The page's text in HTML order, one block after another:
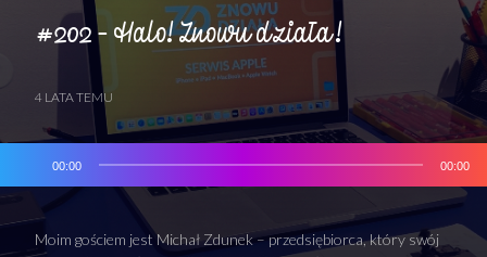
#202 – Halo! Znowu działa!
4 LATA TEMU
00:00 00:00
Moim gościem jest Michał Zdunek – przedsiębiorca, który swój